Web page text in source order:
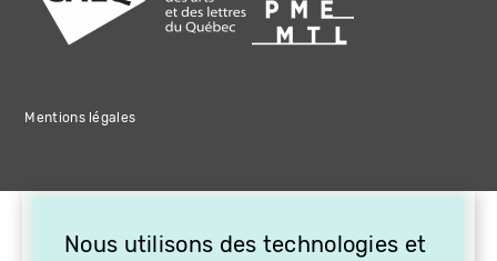
Mentions légales
Nous utilisons des technologies et
OFFREZ LA VIDÉO EN